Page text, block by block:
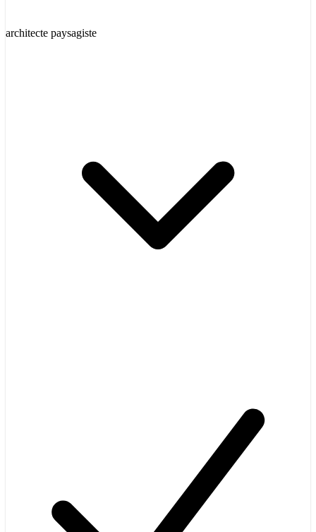
architecte paysagiste